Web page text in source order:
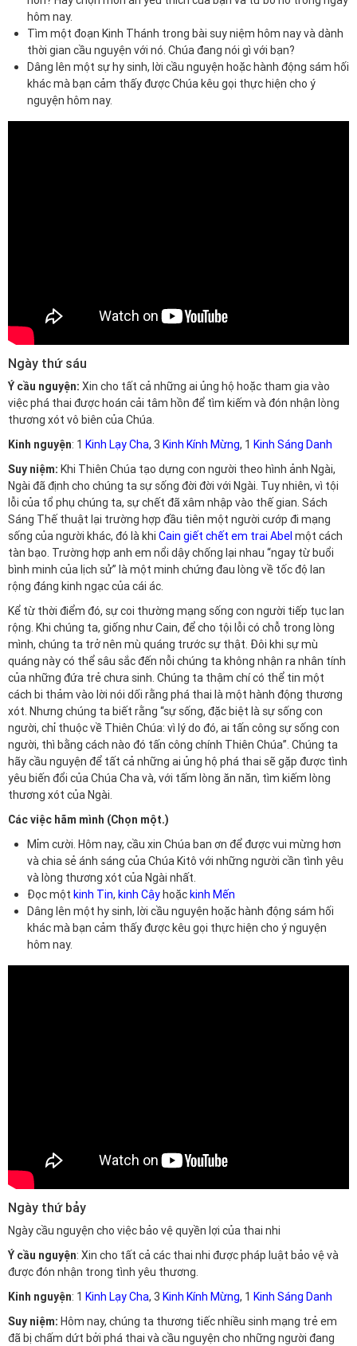
hôm nay.
Tìm một đoạn Kinh Thánh trong bài suy niệm hôm nay và dành
thời gian cầu nguyện với nó. Chúa đang nói gì với bạn?
Dâng lên một sự hy sinh, lời cầu nguyện hoặc hành động sám hối
khác mà bạn cảm thấy được Chúa kêu gọi thực hiện cho ý
nguyện hôm nay.
Ngày thứ sáu
Ý cầu nguyện: Xin cho tất cả những ai ủng hộ hoặc tham gia vào
việc phá thai được hoán cải tâm hồn để tìm kiếm và đón nhận lòng
thương xót vô biên của Chúa.
Kinh nguyện: 1 Kinh Lạy Cha, 3 Kinh Kính Mừng, 1 Kinh Sáng Danh
Suy niệm: Khi Thiên Chúa tạo dựng con người theo hình ảnh Ngài,
Ngài đã định cho chúng ta sự sống đời đời với Ngài. Tuy nhiên, vì tội
lỗi của tổ phụ chúng ta, sự chết đã xâm nhập vào thế gian. Sách
Sáng Thế thuật lại trường hợp đầu tiên một người cướp đi mạng
sống của người khác, đó là khi Cain giết chết em trai Abel một cách
tàn bạo. Trường hợp anh em nổi dậy chống lại nhau “ngay từ buổi
bình minh của lịch sử” là một minh chứng đau lòng về tốc độ lan
rộng đáng kinh ngạc của cái ác.
Kể từ thời điểm đó, sự coi thường mạng sống con người tiếp tục lan
rộng. Khi chúng ta, giống như Cain, để cho tội lỗi có chỗ trong lòng
mình, chúng ta trở nên mù quáng trước sự thật. Đôi khi sự mù
quáng này có thể sâu sắc đến nỗi chúng ta không nhận ra nhân tính
của những đứa trẻ chưa sinh. Chúng ta thậm chí có thể tin một
cách bi thảm vào lời nói dối rằng phá thai là một hành động thương
xót. Nhưng chúng ta biết rằng “sự sống, đặc biệt là sự sống con
người, chỉ thuộc về Thiên Chúa: vì lý do đó, ai tấn công sự sống con
người, thì bằng cách nào đó tấn công chính Thiên Chúa”. Chúng ta
hãy cầu nguyện để tất cả những ai ủng hộ phá thai sẽ gặp được tình
yêu biến đổi của Chúa Cha và, với tấm lòng ăn năn, tìm kiếm lòng
thương xót của Ngài.
Các việc hãm mình (Chọn một.)
Mỉm cười. Hôm nay, cầu xin Chúa ban ơn để được vui mừng hơn
và chia sẻ ánh sáng của Chúa Kitô với những người cần tình yêu
và lòng thương xót của Ngài nhất.
Đọc một kinh Tin, kinh Cậyhoặckinh Mến
Dâng lên một hy sinh, lời cầu nguyện hoặc hành động sám hối
khác mà bạn cảm thấy được kêu gọi thực hiện cho ý nguyện
hôm nay.
Ngày thứ bảy
Ngày cầu nguyện cho việc bảo vệ quyền lợi của thai nhi
Ý cầu nguyện: Xin cho tất cả các thai nhi được pháp luật bảo vệ và
được đón nhận trong tình yêu thương.
Kinh nguyện: 1 Kinh Lạy Cha, 3 Kinh Kính Mừng, 1 Kinh Sáng Danh
Suy niệm: Hôm nay, chúng ta thương tiếc nhiều sinh mạng trẻ em
đã bị chấm dứt bởi phá thai và cầu nguyện cho những người đang